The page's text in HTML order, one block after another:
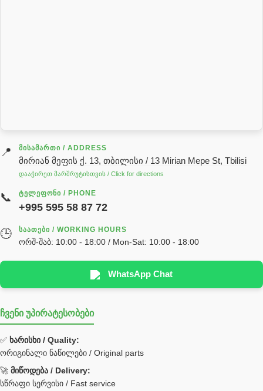
გადაცემათა კოლოფის ზეთი( კარობკის ზეთი)
ძრავის ზეთი
ჰიდრავლიკის ზეთი
реек
სხადასხვა
Hyva
უჟანგავი ფოლადი
Bobcat ფილტრი
Caterpillar ფილტრი
JCB ფილტრი
📍 ᲛᲘᲡᲐᲛᲐᲠᲗᲘ / ADDRESS
მირიან მეფის ქ. 13, თბილისი / 13 Mirian Mepe St, Tbilisi
დააჭირეთ მარშრუტისთვის / Click for directions
📞 ᲢᲔᲚᲔᲤᲝᲜᲘ / PHONE
+995 595 58 87 72
🕒 ᲡᲐᲐᲗᲔᲑᲘ / WORKING HOURS
ორშ-შაბ: 10:00 - 18:00 / Mon-Sat: 10:00 - 18:00
WhatsApp Chat
ჩვენი უპირატესობები
✅ ხარისხი / Quality:
ორიგინალი ნაწილები / Original parts
🚀 მიწოდება / Delivery:
სწრაფი სერვისი / Fast service